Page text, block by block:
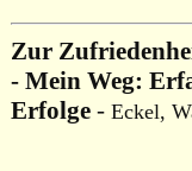
Zur
- Mein Weg:
Erfolge - Eckel,